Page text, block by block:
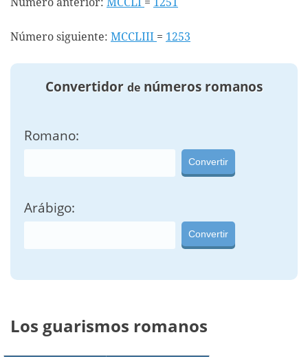
Número siguiente: MCCLIII = 1253
Convertidor de números romanos
Romano:
Convertir
Arábigo:
Convertir
Los guarismos romanos